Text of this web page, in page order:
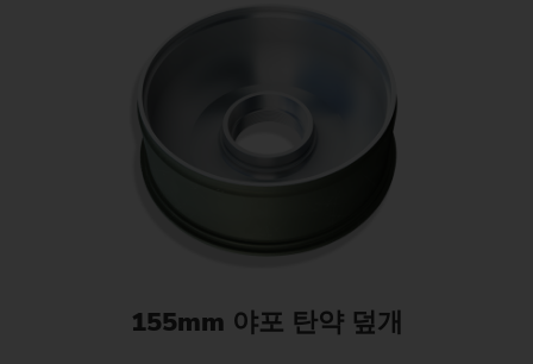
155mm 야포 탄약 덮개